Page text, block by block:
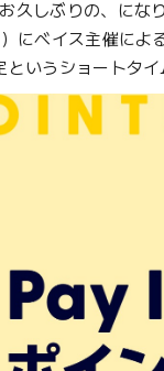
久しぶりの、にな
にベイス主催によ
というショートタ